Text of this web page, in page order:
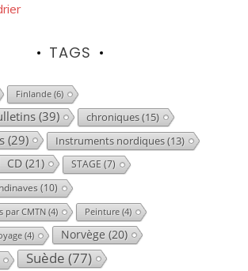
TAGS
Finlande(6)
(39) chroniques(15)
(29) Instruments nordiques(13)
CD(21) STAGE (7)
(10)
par CMTN(4) Peinture(4)
(4) Norvège (20)
Suède (77)